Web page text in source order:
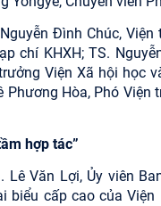
Đình Chúc,
chí KHXH; TS.
Viện Xã hội
Phương Hòa, Phó
hợp tác”
Lê Văn Lợi, Ủy viên
biểu cấp cao của